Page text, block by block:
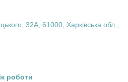
32А, 61000, Харківська обл.,
роботи